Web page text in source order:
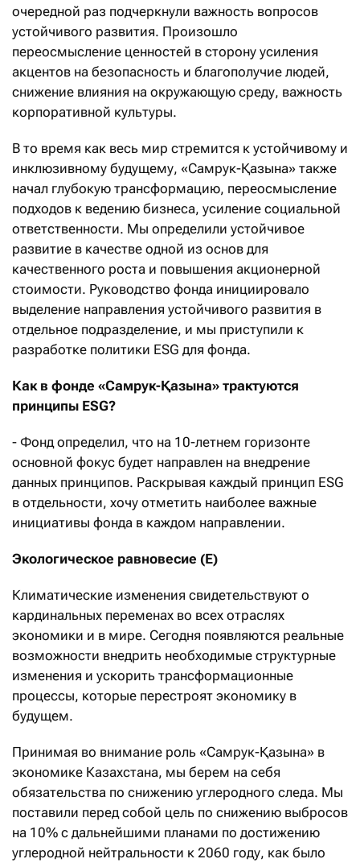
очередной раз подчеркнули важность вопросов
устойчивого развития. Произошло
переосмысление ценностей в сторону усиления
акцентов на безопасность и благополучие людей,
снижение влияния на окружающую среду, важность
корпоративной культуры.
В то время как весь мир стремится к устойчивому и
инклюзивному будущему, «Самрук-Қазына» также
начал глубокую трансформацию, переосмысление
подходов к ведению бизнеса, усиление социальной
ответственности. Мы определили устойчивое
развитие в качестве одной из основ для
качественного роста и повышения акционерной
стоимости. Руководство фонда инициировало
выделение направления устойчивого развития в
отдельное подразделение, и мы приступили к
разработке политики ESG для фонда.
Как в фонде «Самрук-Қазына» трактуются
принципы ESG?
- Фонд определил, что на 10-летнем горизонте
основной фокус будет направлен на внедрение
данных принципов. Раскрывая каждый принцип ESG
в отдельности, хочу отметить наиболее важные
инициативы фонда в каждом направлении.
Экологическое равновесие (E)
Климатические изменения свидетельствуют о
кардинальных переменах во всех отраслях
экономики и в мире. Сегодня появляются реальные
возможности внедрить необходимые структурные
изменения и ускорить трансформационные
процессы, которые перестроят экономику в
будущем.
Принимая во внимание роль «Самрук-Қазына» в
экономике Казахстана, мы берем на себя
обязательства по снижению углеродного следа. Мы
поставили перед собой цель по снижению выбросов
на 10% с дальнейшими планами по достижению
углеродной нейтральности к 2060 году, как было